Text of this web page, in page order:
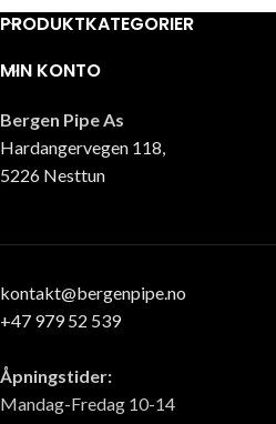
PRODUKTKATEGORIER
MIN KONTO
Bergen Pipe As
Hardangervegen 118,
5226 Nesttun
kontakt@bergenpipe.no
+47 979 52 539
Åpningstider:
Mandag-Fredag 10-14